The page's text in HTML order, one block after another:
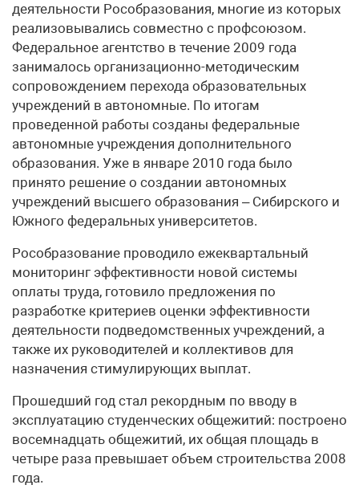
деятельности Рособразования, многие из которых
реализовывались совместно с профсоюзом.
Федеральное агентство в течение 2009 года
занималось организационно-методическим
сопровождением перехода образовательных
учреждений в автономные. По итогам
проведенной работы созданы федеральные
автономные учреждения дополнительного
образования. Уже в январе 2010 года было
принято решение о создании автономных
учреждений высшего образования – Сибирского и
Южного федеральных университетов.
Рособразование проводило ежеквартальный
мониторинг эффективности новой системы
оплаты труда, готовило предложения по
разработке критериев оценки эффективности
деятельности подведомственных учреждений, а
также их руководителей и коллективов для
назначения стимулирующих выплат.
Прошедший год стал рекордным по вводу в
эксплуатацию студенческих общежитий: построено
восемнадцать общежитий, их общая площадь в
четыре раза превышает объем строительства 2008
года.